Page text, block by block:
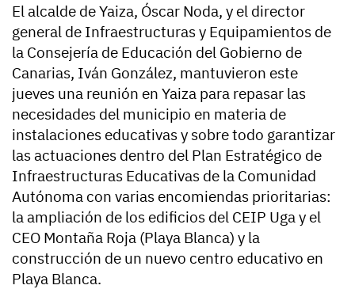
El alcalde de Yaiza, Óscar Noda, y el director
general de Infraestructuras y Equipamientos de
la Consejería de Educación del Gobierno de
Canarias, Iván González, mantuvieron este
jueves una reunión en Yaiza para repasar las
necesidades del municipio en materia de
instalaciones educativas y sobre todo garantizar
las actuaciones dentro del Plan Estratégico de
Infraestructuras Educativas de la Comunidad
Autónoma con varias encomiendas prioritarias:
la ampliación de los edificios del CEIP Uga y el
CEO Montaña Roja (Playa Blanca) y la
construcción de un nuevo centro educativo en
Playa Blanca.